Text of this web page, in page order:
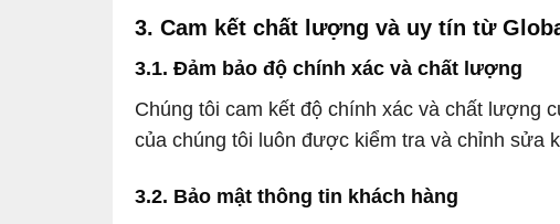
3. Cam kết chất lượng và uy tín từ
3.1. Đảm bảo độ chính xác và chất lượng
Chúng tôi cam kết độ chính xác và chất lượng
của chúng tôi luôn được kiểm tra và chỉnh
3.2. Bảo mật thông tin khách hàng